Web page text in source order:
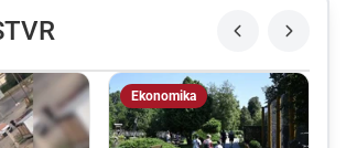
Ekonomika